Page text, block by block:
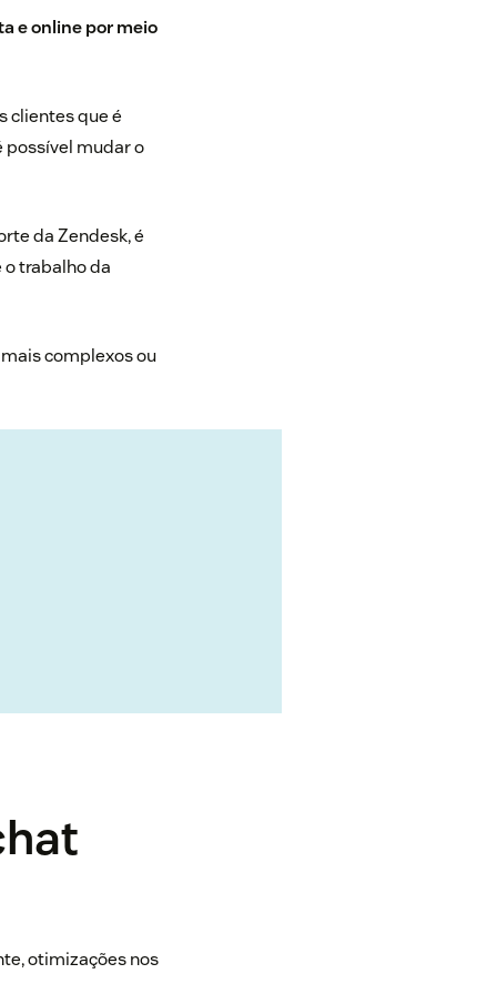
e online por meio
clientes que é
possível mudar o
da Zendesk, é
trabalho da
complexos ou
otimizações nos